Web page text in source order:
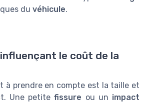
du véhicule.
le coût de la
à prendre en compte est la taille et
Une petitefissure ou un impact